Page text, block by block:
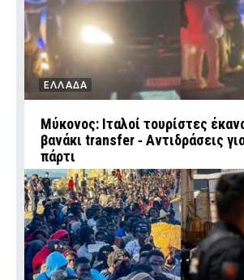
ΕΛΛΑΔΑ
Μύκονος: Ιταλοί τουρίστες
βανάκι transfer ‑ Αντιδράσεις
πάρτι